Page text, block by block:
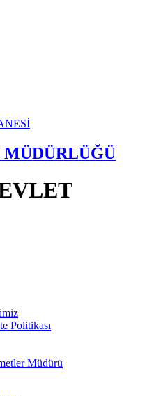
Politikası
Müdürü